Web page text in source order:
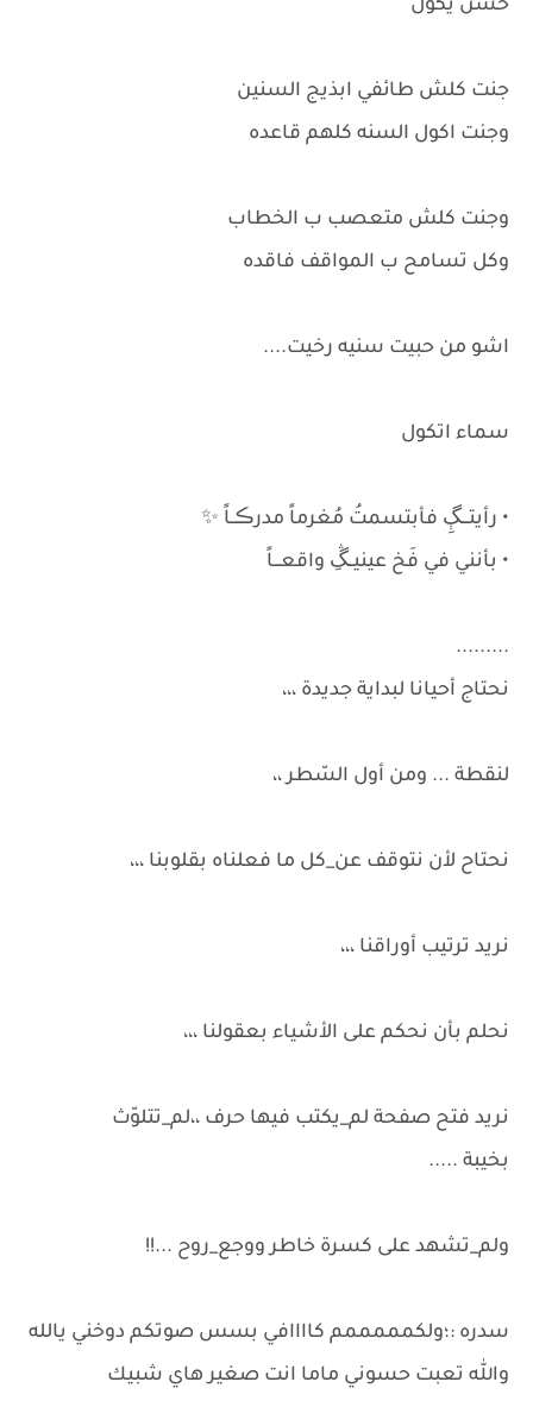
حسن يكول
جنت كلش طائفي ابذيج السنين
وجنت اكول السنه كلهم قاعده
وجنت كلش متعصب ب الخطاب
وكل تسامح ب المواقف فاقده
اشو من حبيت سنيه رخيت....
سماء اتكول
• رأيتـــڳِ فأبتسمتُ مُغرماً مدرڪــاً ✨
• بأنني في فَخ عينيــڴِ واقعـــاً
.........
نحتاج أحيانا لبداية جديدة ،،،
لنقطة ... ومن أول السّطر ،،
نحتاح لأن نتوقف عن_كل ما فعلناه بقلوبنا ،،،
نريد ترتيب أوراقنا ،،،
نحلم بأن نحكم على الأشياء بعقولنا ،،،
نريد فتح صفحة لم_يكتب فيها حرف ،،لم_تتلوّث
بخيبة .....
ولم_تشهد على كسرة خاطر ووجع_روح ...!!
سدره :؛ولكمممممم كاااافي بسس صوتكم دوخني يالله
والله تعبت حسوني ماما انت صغير هاي شبيك